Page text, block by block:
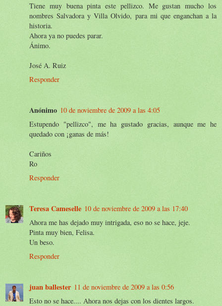
Tiene muy buena pinta este pellizco. Me gustan mucho los
nombres Salvadora y Villa Olvido, para mi que enganchan a la
historia.
Ahora ya no puedes parar.
Ánimo.
José A. Ruiz
Responder
Anónimo 10 de noviembre de 2009 a las 4:05
Estupendo "pellizco", me ha gustado gracias, aunque me he
quedado con ¡ganas de más!
Cariños
Ro
Responder
Teresa Cameselle 10 de noviembre de 2009 a las 17:40
Ahora me has dejado muy intrigada, eso no se hace, jeje.
Pinta muy bien, Felisa.
Un beso.
Responder
juan ballester 11 de noviembre de 2009 a las 0:56
Esto no se hace.... Ahora nos dejas con los dientes largos.